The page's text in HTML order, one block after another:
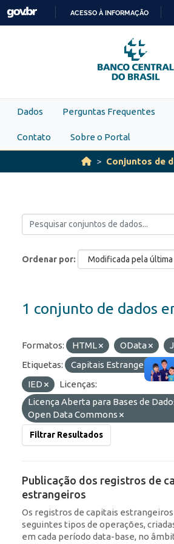
Skip to main content
PARA
O
CONTEÚDO
ACESSO À INFORMAÇÃO
Dados Perguntas Frequentes
Contato Sobre o Portal
Conjuntos de
Ordenar por
1 conjunto de dados
Formatos: HTML OData
Etiquetas:
Capitais Estrangeiros
IED
Licenças:
Licença Aberta para Bases de
Open Data Commons
Filtrar Resultados
Publicação dos registros de
estrangeiros
Os registros de capitais
seguintes tipos de operações,
em cada período data-base, no